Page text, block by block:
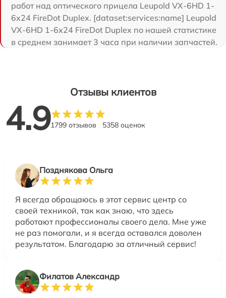
работ над оптического прицела Leupold VX-6HD 1-
6x24 FireDot Duplex. [dataset:services:name] Leupold
VX-6HD 1-6x24 FireDot Duplex по нашей статистике
в среднем занимает 3 часа при наличии запчастей.
Отзывы клиентов
4.91799 отзывов 5358 оценок
Позднякова Ольга
Я всегда обращаюсь в этот сервис центр со
своей техникой, так как знаю, что здесь
работают профессионалы своего дела. Мне уже
не раз помогали, и я всегда оставался доволен
результатом. Благодарю за отличный сервис!
Филатов Александр